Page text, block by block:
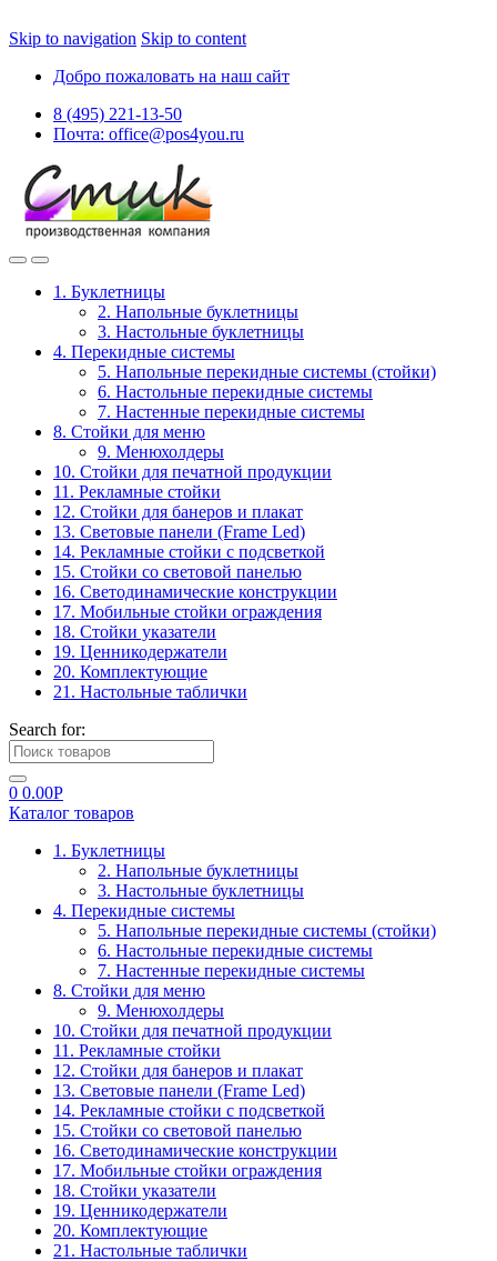
Skip to navigation Skip to content
Добро пожаловать на наш сайт
8 (495) 221-13-50
Почта: office@pos4you.ru
1. Буклетницы
2. Напольные буклетницы
3. Настольные буклетницы
4. Перекидные системы
5. Напольные перекидные системы (стойки)
6. Настольные перекидные системы
7. Настенные перекидные системы
8. Стойки для меню
9. Менюхолдеры
10. Стойки для печатной продукции
11. Рекламные стойки
12. Стойки для банеров и плакат
13. Световые панели (Frame Led)
14. Рекламные стойки с подсветкой
15. Стойки со световой панелью
16. Светодинамические конструкции
17. Мобильные стойки ограждения
18. Стойки указатели
19. Ценникодержатели
20. Комплектующие
21. Настольные таблички
Search for:
0 0.00Р
Каталог товаров
1. Буклетницы
2. Напольные буклетницы
3. Настольные буклетницы
4. Перекидные системы
5. Напольные перекидные системы (стойки)
6. Настольные перекидные системы
7. Настенные перекидные системы
8. Стойки для меню
9. Менюхолдеры
10. Стойки для печатной продукции
11. Рекламные стойки
12. Стойки для банеров и плакат
13. Световые панели (Frame Led)
14. Рекламные стойки с подсветкой
15. Стойки со световой панелью
16. Светодинамические конструкции
17. Мобильные стойки ограждения
18. Стойки указатели
19. Ценникодержатели
20. Комплектующие
21. Настольные таблички